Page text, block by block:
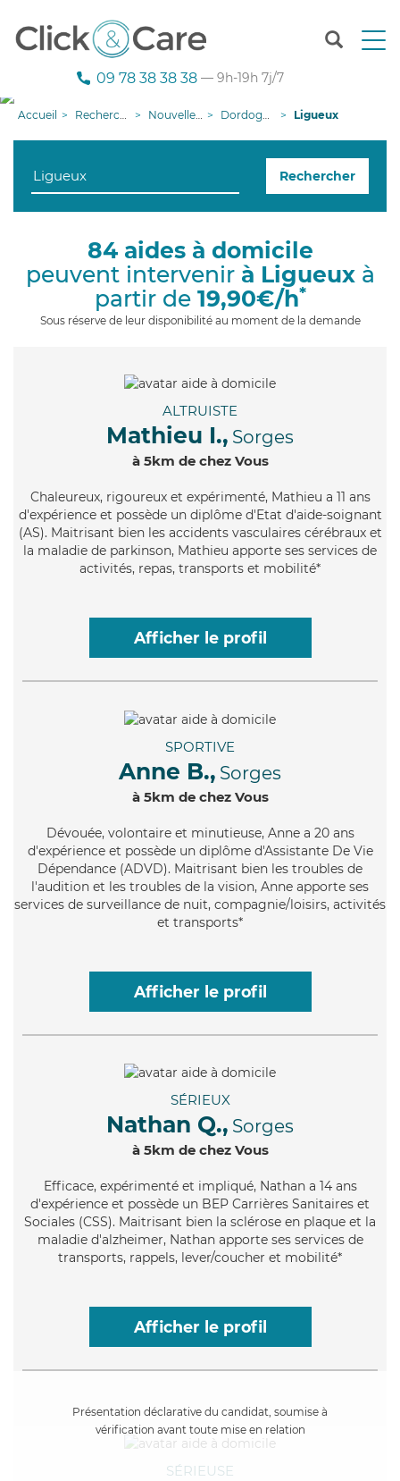
T
n
g
i
09 78 38 38 38 — 9h-19h 7j/7
Accueil Recherche aide à domicile Nouvelle-Aquitaine Dordogne Ligueux
Rechercher
84 aides à domicile
peuvent intervenir à Ligueuxà
partir de 19,90€/h*
Sous réserve de leur disponibilité au moment de la demande
ALTRUISTE
Mathieu I., Sorges
à 5km de chez Vous
Chaleureux, rigoureux et expérimenté, Mathieu a 11 ans
d'expérience et possède un diplôme d'Etat d'aide-soignant
(AS). Maitrisant bien les accidents vasculaires cérébraux et
la maladie de parkinson, Mathieu apporte ses services de
activités, repas, transports et mobilité*
Afficher le profil
SPORTIVE
Anne B., Sorges
à 5km de chez Vous
Dévouée, volontaire et minutieuse, Anne a 20 ans
d'expérience et possède un diplôme d'Assistante De Vie
Dépendance (ADVD). Maitrisant bien les troubles de
l'audition et les troubles de la vision, Anne apporte ses
services de surveillance de nuit, compagnie/loisirs, activités
et transports*
Afficher le profil
SÉRIEUX
Nathan Q., Sorges
à 5km de chez Vous
Efficace, expérimenté et impliqué, Nathan a 14 ans
d'expérience et possède un BEP Carrières Sanitaires et
Sociales (CSS). Maitrisant bien la sclérose en plaque et la
maladie d'alzheimer, Nathan apporte ses services de
transports, rappels, lever/coucher et mobilité*
Afficher le profil
Présentation déclarative du candidat, soumise à
vérification avant toute mise en relation
SÉRIEUSE